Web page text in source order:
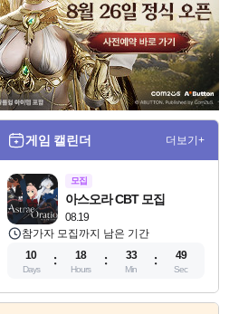
게임 캘린더 더보기+
모집
08.19
아스오라 CBT 모집
참가자 모집까지 남은 기간
10
Days
18
Hours
33
Min
48
Sec